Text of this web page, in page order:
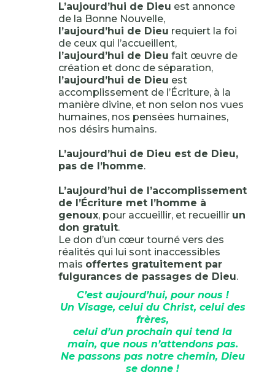
L’aujourd’hui de Dieu est annonce
de la Bonne Nouvelle,
l’aujourd’hui de Dieu requiert la foi
de ceux qui l’accueillent,
l’aujourd’hui de Dieu fait œuvre de
création et donc de séparation,
l’aujourd’hui de Dieu est
accomplissement de l’Écriture, à la
manière divine, et non selon nos vues
humaines, nos pensées humaines,
nos désirs humains.
L’aujourd’hui de Dieu est de Dieu,
pas de l’homme.
L’aujourd’hui de l’accomplissement
de l’Écriture met l’homme à
genoux, pour accueillir, et recueillir un
don gratuit.
Le don d’un cœur tourné vers des
réalités qui lui sont inaccessibles
mais offertes gratuitement par
fulgurances de passages de Dieu.
C’est aujourd’hui, pour nous !
Un Visage, celui du Christ, celui des
frères,
celui d’un prochain qui tend la
main, que nous n’attendons pas.
Ne passons pas notre chemin, Dieu
se donne !